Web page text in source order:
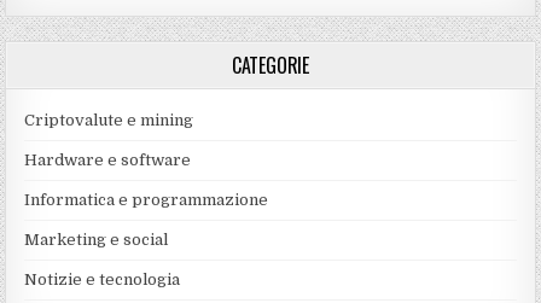
CATEGORIE
Criptovalute e mining
Hardware e software
Informatica e programmazione
Marketing e social
Notizie e tecnologia